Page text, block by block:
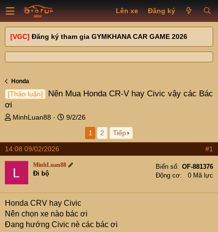
Lên xe Đăng ký
[VGC] Đăng ký tham gia GYMKHANA CAR GAME 2026
Honda
[Thảo luận]
Nên Mua Honda CR-V hay Civic vậy các Bác
ơi
T
e
a
d
r
t
e
r
MinhLuan88
N
y
ử
9/2/26
1
2 Tiếp
14:08 09/02/2026 #1
MinhLuan88
Đi bộ
Biển số
OF-881376
Động cơ
0 Mã lực
Honda CRV hay Civic
Nên chọn xe nào bác ơi
Đang hướng Civic nè các bác ơi